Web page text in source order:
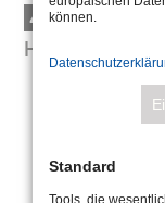
4.1914
HUBLOTS
können.
Standard
Tools, die